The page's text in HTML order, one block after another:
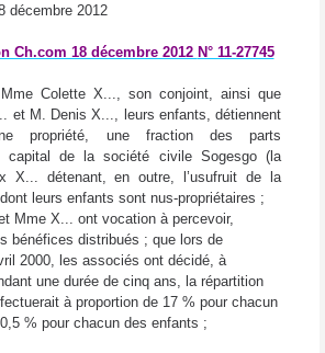
décembre 2012
Ch.com 18 décembre 2012 N° 11-27745
Colette X..., son conjoint, ainsi que
et M. Denis X..., leurs enfants, détiennent
propriété, une fraction des parts
capital de la société civile Sogesgo (la
X... détenant, en outre, l’usufruit de la
leurs enfants sont nus-propriétaires ;
Mme X... ont vocation à percevoir,
bénéfices distribués ; que lors de
2000, les associés ont décidé, à
une durée de cinq ans, la répartition
à proportion de 17 % pour chacun
% pour chacun des enfants ;